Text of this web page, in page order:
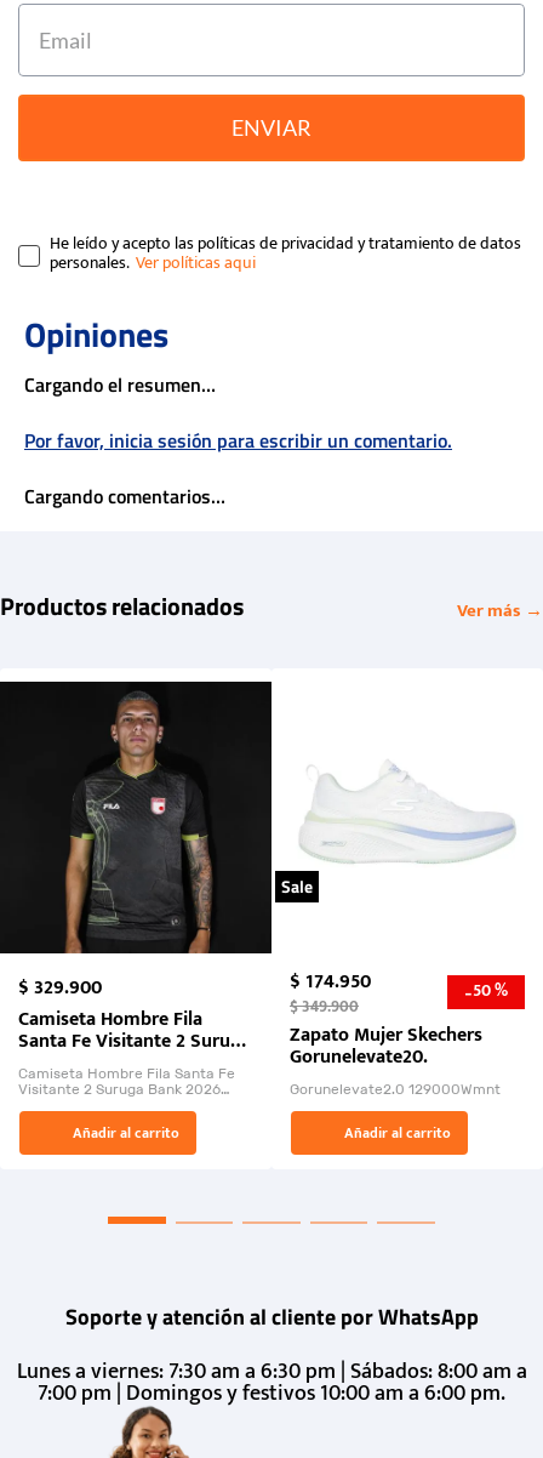
ENVIAR
He leído y acepto las políticas de privacidad y tratamiento de datos
personales.
Cargando el resumen…
Por favor, inicia sesión para escribir un comentario.
Cargando comentarios…
Productos relacionados Ver más →
$329.900
Camiseta Hombre Fila
Santa Fe Visitante 2 Suruga
Bank 2026
Camiseta Hombre Fila Santa Fe
Visitante 2 Suruga Bank 2026
El Rugido del Sol Naciente:
“Primeros para la Et...
Añadir al carrito
Sale
$174.950
$349.900 -50 %
Zapato Mujer Skechers
Gorunelevate20.
Gorunelevate2.0 129000Wmnt
Añadir al carrito
Soporte y atención al cliente por WhatsApp
Lunes a viernes: 7:30 am a 6:30 pm | Sábados: 8:00 am a
7:00 pm | Domingos y festivos 10:00 am a 6:00 pm.